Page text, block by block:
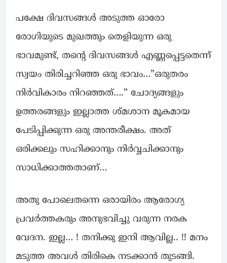
പക്ഷേ ദിവസങ്ങൾ അടുത്ത ഓരോ
രോഗിയുടെ മുഖത്തും തെളിയുന്ന ഒരു
ഭാവമുണ്ട്, തന്റെ ദിവസങ്ങൾ എണ്ണപ്പെട്ടതെന്ന്
സ്വയം തിരിച്ചറിഞ്ഞ ഒരു ഭാവം…”ഒരുതരം
നിർവികാരം നിറഞ്ഞത്….” ചോദ്യങ്ങളും
ഉത്തരങ്ങളും ഇല്ലാത്ത ശ്മശാന മൂകമായ
പേടിപ്പിക്കുന്ന ഒരു അന്തരീക്ഷം. അത്
ഒരിക്കലും സഹിക്കാനും നിർവ്വചിക്കാനും
സാധിക്കാത്തതാണ്…
അതു പോലെതന്നെ ഒരായിരം ആരോഗ്യ
പ്രവർത്തകരും അനുഭവിച്ചു വരുന്ന നരക
വേദന. ഇല്ല… ! തനിക്കു ഇനി ആവില്ല.. !! മനം
മടുത്ത അവൾ തിരികെ നടക്കാൻ തുടങ്ങി.